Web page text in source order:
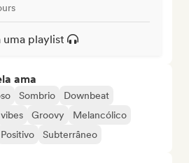
uma playlist
ama
Sombrio
Downbeat
Groovy
Melancólico
Positivo Subterrâneo